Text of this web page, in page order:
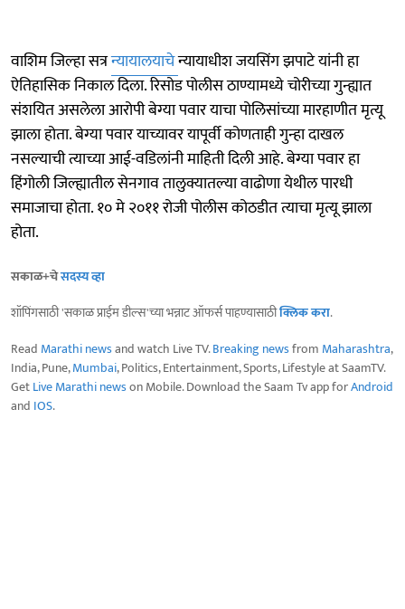
वाशिम जिल्हा सत्रन्यायालयाचेन्यायाधीश जयसिंग झपाटे यांनी हा
ऐतिहासिक निकाल दिला. रिसोड पोलीस ठाण्यामध्ये चोरीच्या गुन्ह्यात
संशयित असलेला आरोपी बेग्या पवार याचा पोलिसांच्या मारहाणीत मृत्यू
झाला होता. बेग्या पवार याच्यावर यापूर्वी कोणताही गुन्हा दाखल
नसल्याची त्याच्या आई-वडिलांनी माहिती दिली आहे. बेग्या पवार हा
हिंगोली जिल्ह्यातील सेनगाव तालुक्यातल्या वाढोणा येथील पारधी
समाजाचा होता. १० मे २०११ रोजी पोलीस कोठडीत त्याचा मृत्यू झाला
होता.
सकाळ+चेसदस्य व्हा
शॉपिंगसाठी 'सकाळ प्राईम डील्स'च्या भन्नाट ऑफर्स पाहण्यासाठीक्लिक करा.
Read Marathi newsand watch Live TV.Breaking newsfrom Maharashtra,
India, Pune,Mumbai, Politics, Entertainment, Sports, Lifestyle at SaamTV.
GetLive Marathi newson Mobile. Download the Saam Tv app forAndroid
and IOS.